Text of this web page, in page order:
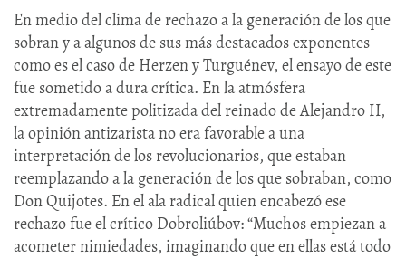
En medio del clima de rechazo a la generación de los que
sobran y a algunos de sus más destacados exponentes
como es el caso de Herzen y Turguénev, el ensayo de este
fue sometido a dura crítica. En la atmósfera
extremadamente politizada del reinado de Alejandro II,
la opinión antizarista no era favorable a una
interpretación de los revolucionarios, que estaban
reemplazando a la generación de los que sobraban, como
Don Quijotes. En el ala radical quien encabezó ese
rechazo fue el crítico Dobroliúbov: “Muchos empiezan a
acometer nimiedades, imaginando que en ellas está todo